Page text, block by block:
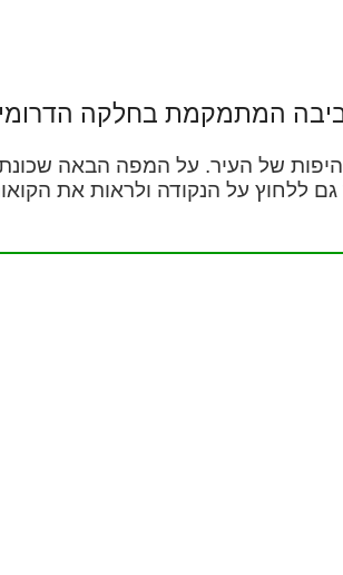
המתמקמת בחלקה
של העיר. על המפה הבאה שכונת
ללחוץ על הנקודה ולראות את